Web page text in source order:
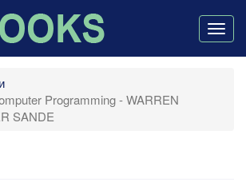
Programming - WARREN
SANDE